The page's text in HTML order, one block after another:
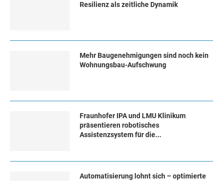
Resilienz als zeitliche Dynamik
Mehr Baugenehmigungen sind noch kein
Wohnungsbau-Aufschwung
Fraunhofer IPA und LMU Klinikum
präsentieren robotisches
Assistenzsystem für die...
Automatisierung lohnt sich – optimierte